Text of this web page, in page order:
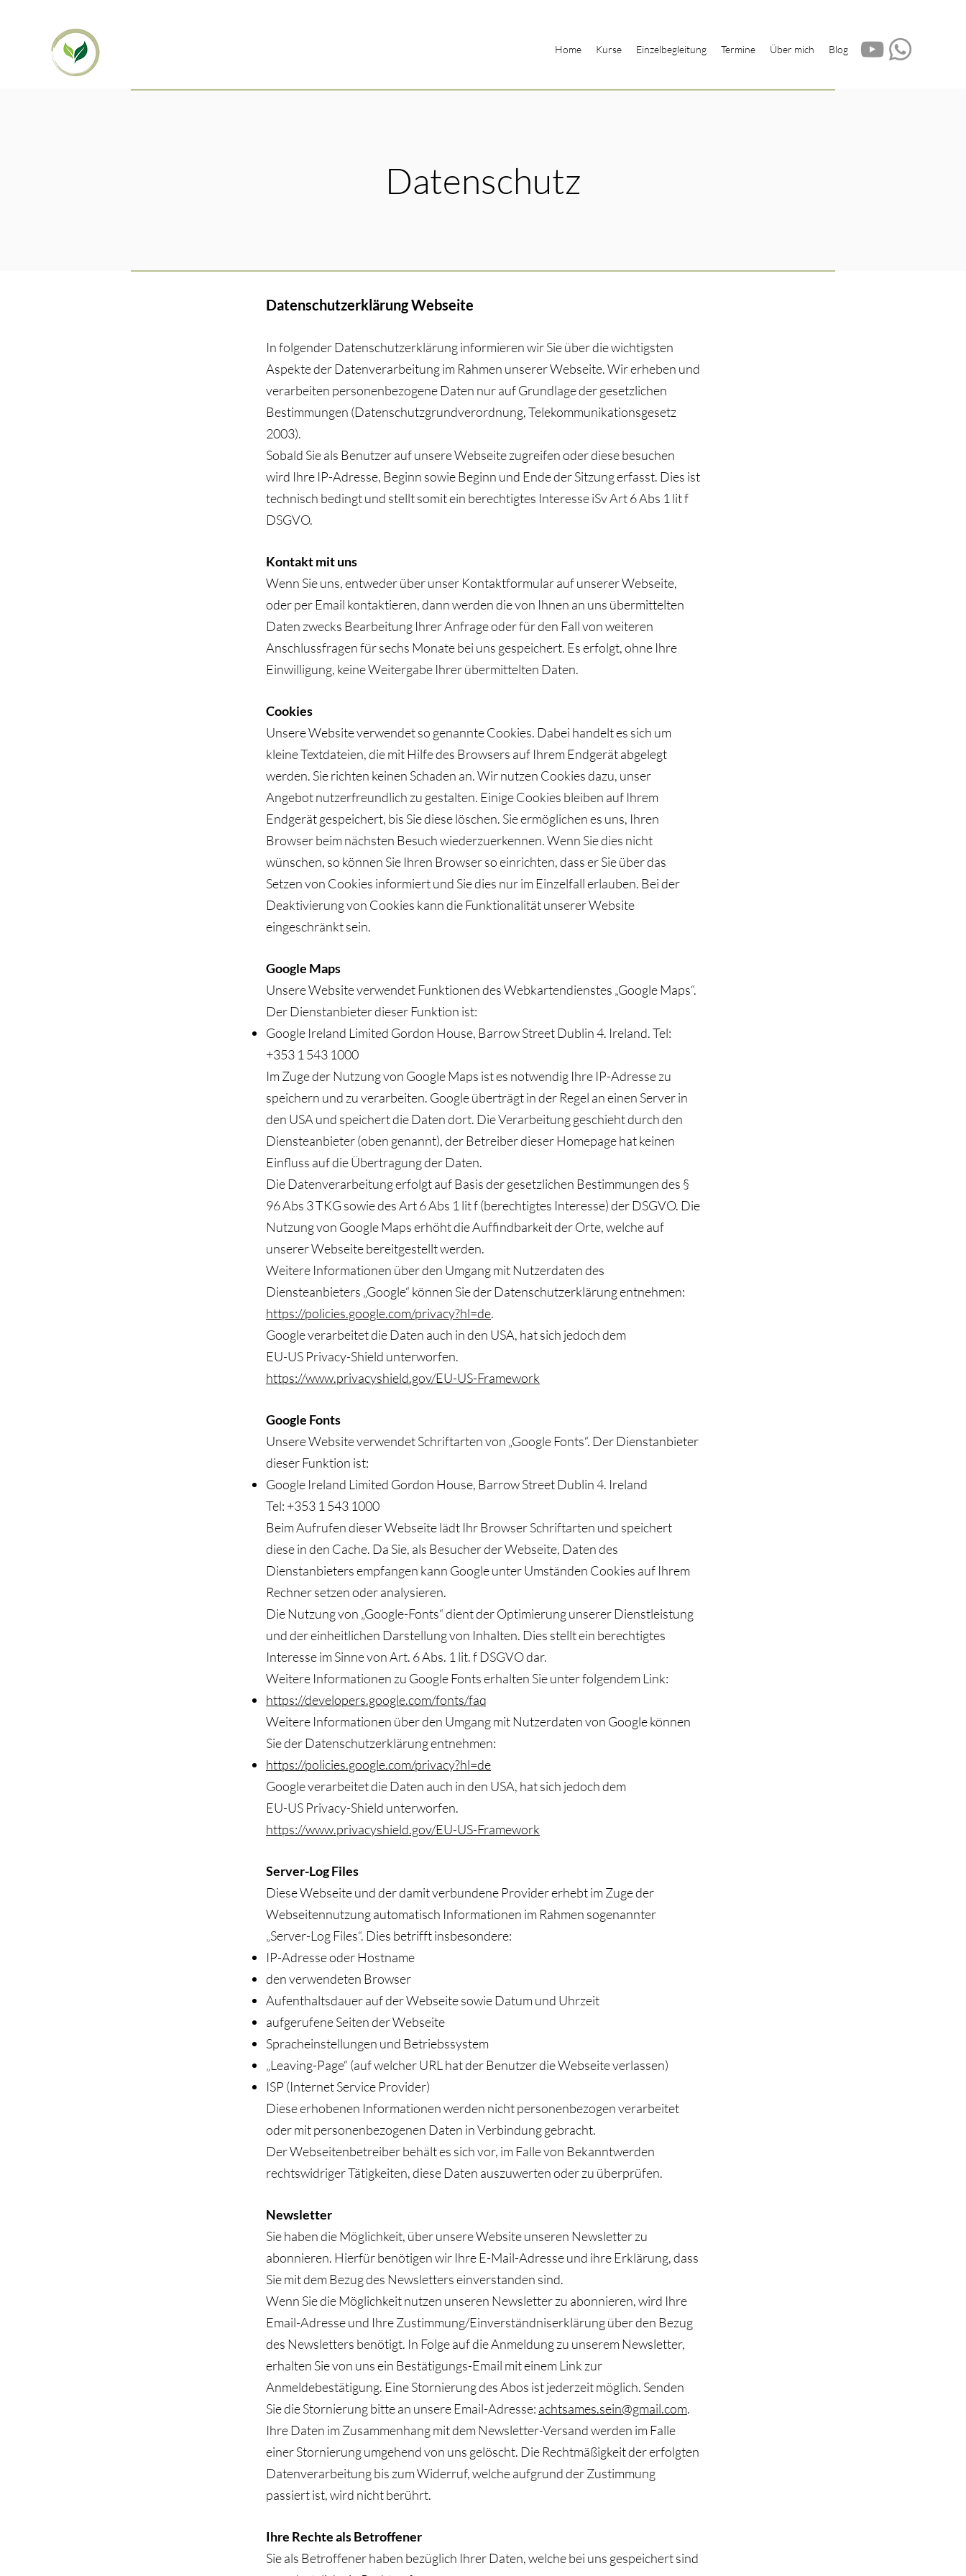
Home Kurse Einzelbegleitung Termine Über mich Blog
Datenschutz
Datenschutzerklärung Webseite
In folgender Datenschutzerklärung informieren wir Sie über die wichtigsten
Aspekte der Datenverarbeitung im Rahmen unserer Webseite. Wir erheben und
verarbeiten personenbezogene Daten nur auf Grundlage der gesetzlichen
Bestimmungen (Datenschutzgrundverordnung, Telekommunikationsgesetz
2003).
Sobald Sie als Benutzer auf unsere Webseite zugreifen oder diese besuchen
wird Ihre IP-Adresse, Beginn sowie Beginn und Ende der Sitzung erfasst. Dies ist
technisch bedingt und stellt somit ein berechtigtes Interesse iSv Art 6 Abs 1 lit f
DSGVO.
Kontakt mit uns
Wenn Sie uns, entweder über unser Kontaktformular auf unserer Webseite,
oder per Email kontaktieren, dann werden die von Ihnen an uns übermittelten
Daten zwecks Bearbeitung Ihrer Anfrage oder für den Fall von weiteren
Anschlussfragen für sechs Monate bei uns gespeichert. Es erfolgt, ohne Ihre
Einwilligung, keine Weitergabe Ihrer übermittelten Daten.
Cookies
Unsere Website verwendet so genannte Cookies. Dabei handelt es sich um
kleine Textdateien, die mit Hilfe des Browsers auf Ihrem Endgerät abgelegt
werden. Sie richten keinen Schaden an. Wir nutzen Cookies dazu, unser
Angebot nutzerfreundlich zu gestalten. Einige Cookies bleiben auf Ihrem
Endgerät gespeichert, bis Sie diese löschen. Sie ermöglichen es uns, Ihren
Browser beim nächsten Besuch wiederzuerkennen. Wenn Sie dies nicht
wünschen, so können Sie Ihren Browser so einrichten, dass er Sie über das
Setzen von Cookies informiert und Sie dies nur im Einzelfall erlauben. Bei der
Deaktivierung von Cookies kann die Funktionalität unserer Website
eingeschränkt sein.
Google Maps
Unsere Website verwendet Funktionen des Webkartendienstes „Google Maps“.
Der Dienstanbieter dieser Funktion ist:
Google Ireland Limited Gordon House, Barrow Street Dublin 4. Ireland. Tel:
+353 1 543 1000
Im Zuge der Nutzung von Google Maps ist es notwendig Ihre IP-Adresse zu
speichern und zu verarbeiten. Google überträgt in der Regel an einen Server in
den USA und speichert die Daten dort. Die Verarbeitung geschieht durch den
Diensteanbieter (oben genannt), der Betreiber dieser Homepage hat keinen
Einfluss auf die Übertragung der Daten.
Die Datenverarbeitung erfolgt auf Basis der gesetzlichen Bestimmungen des §
96 Abs 3 TKG sowie des Art 6 Abs 1 lit f (berechtigtes Interesse) der DSGVO. Die
Nutzung von Google Maps erhöht die Auffindbarkeit der Orte, welche auf
unserer Webseite bereitgestellt werden.
Weitere Informationen über den Umgang mit Nutzerdaten des
Diensteanbieters „Google“ können Sie der Datenschutzerklärung entnehmen:
https://policies.google.com/privacy?hl=de.
Google verarbeitet die Daten auch in den USA, hat sich jedoch dem
EU-US Privacy-Shield unterworfen.
https://www.privacyshield.gov/EU-US-Framework
Google Fonts
Unsere Website verwendet Schriftarten von „Google Fonts“. Der Dienstanbieter
dieser Funktion ist:
Google Ireland Limited Gordon House, Barrow Street Dublin 4. Ireland
Tel: +353 1 543 1000
Beim Aufrufen dieser Webseite lädt Ihr Browser Schriftarten und speichert
diese in den Cache. Da Sie, als Besucher der Webseite, Daten des
Dienstanbieters empfangen kann Google unter Umständen Cookies auf Ihrem
Rechner setzen oder analysieren.
Die Nutzung von „Google-Fonts“ dient der Optimierung unserer Dienstleistung
und der einheitlichen Darstellung von Inhalten. Dies stellt ein berechtigtes
Interesse im Sinne von Art. 6 Abs. 1 lit. f DSGVO dar.
Weitere Informationen zu Google Fonts erhalten Sie unter folgendem Link:
https://developers.google.com/fonts/faq
Weitere Informationen über den Umgang mit Nutzerdaten von Google können
Sie der Datenschutzerklärung entnehmen:
https://policies.google.com/privacy?hl=de
Google verarbeitet die Daten auch in den USA, hat sich jedoch dem
EU-US Privacy-Shield unterworfen.
https://www.privacyshield.gov/EU-US-Framework
Server-Log Files
Diese Webseite und der damit verbundene Provider erhebt im Zuge der
Webseitennutzung automatisch Informationen im Rahmen sogenannter
„Server-Log Files“. Dies betrifft insbesondere:
IP-Adresse oder Hostname
den verwendeten Browser
Aufenthaltsdauer auf der Webseite sowie Datum und Uhrzeit
aufgerufene Seiten der Webseite
Spracheinstellungen und Betriebssystem
„Leaving-Page“ (auf welcher URL hat der Benutzer die Webseite verlassen)
ISP (Internet Service Provider)
Diese erhobenen Informationen werden nicht personenbezogen verarbeitet
oder mit personenbezogenen Daten in Verbindung gebracht.
Der Webseitenbetreiber behält es sich vor, im Falle von Bekanntwerden
rechtswidriger Tätigkeiten, diese Daten auszuwerten oder zu überprüfen.
Newsletter
Sie haben die Möglichkeit, über unsere Website unseren Newsletter zu
abonnieren. Hierfür benötigen wir Ihre E-Mail-Adresse und ihre Erklärung, dass
Sie mit dem Bezug des Newsletters einverstanden sind.
Wenn Sie die Möglichkeit nutzen unseren Newsletter zu abonnieren, wird Ihre
Email-Adresse und Ihre Zustimmung/Einverständniserklärung über den Bezug
des Newsletters benötigt. In Folge auf die Anmeldung zu unserem Newsletter,
erhalten Sie von uns ein Bestätigungs-Email mit einem Link zur
Anmeldebestätigung. Eine Stornierung des Abos ist jederzeit möglich. Senden
Sie die Stornierung bitte an unsere Email-Adresse: achtsames.sein@gmail.com.
Ihre Daten im Zusammenhang mit dem Newsletter-Versand werden im Falle
einer Stornierung umgehend von uns gelöscht. Die Rechtmäßigkeit der erfolgten
Datenverarbeitung bis zum Widerruf, welche aufgrund der Zustimmung
passiert ist, wird nicht berührt.
Ihre Rechte als Betroffener
Sie als Betroffener haben bezüglich Ihrer Daten, welche bei uns gespeichert sind